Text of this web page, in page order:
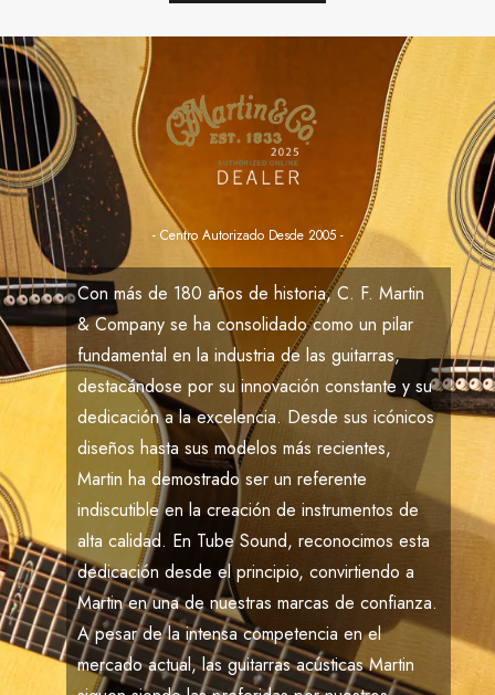
- Centro Autorizado Desde 2005 -
Con más de 180 años de historia,C. F. Martin
& Company se ha consolidado como un pilar
fundamental en la industria de las guitarras,
destacándose por su innovación constante y su
dedicación a la excelencia. Desde sus icónicos
diseños hasta sus modelos más recientes,
Martin ha demostrado ser un referente
indiscutible en la creación de instrumentos de
alta calidad. En Tube Sound, reconocimos esta
dedicación desde el principio, convirtiendo a
Martinen una de nuestras marcas de confianza.
A pesar de la intensa competencia en el
mercado actual, las guitarras acústicasMartin